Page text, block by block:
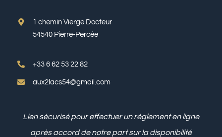
1 chemin Vierge Docteur
54540 Pierre-Percée
+33 6 62 53 22 82
aux2lacs54@gmail.com
Lien sécurisé pour effectuer un règlement en ligne
après accord de notre part sur la disponibilité